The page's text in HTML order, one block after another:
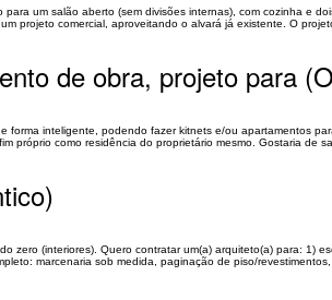
um salão aberto (sem divisões internas), com cozinha e
projeto comercial, aproveitando o alvará já existente. O
de obra, projeto para
inteligente, podendo fazer kitnets e/ou apartamentos
como residência do proprietário mesmo. Gostaria de
zero (interiores). Quero contratar um(a) arquiteto(a) para: 1)
marcenaria sob medida, paginação de piso/revestimentos,